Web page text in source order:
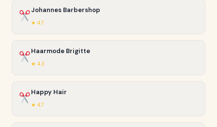
Johannes Barbershop
★ 4.7
Haarmode Brigitte
★ 4.3
Happy Hair
★ 4.7